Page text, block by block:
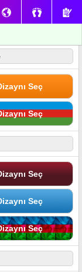
Seç
Seç
Seç
Seç
Seç